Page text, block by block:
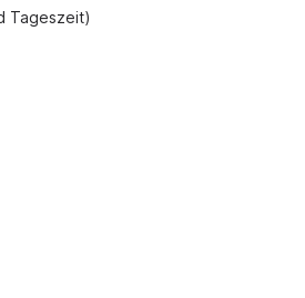
Tageszeit)